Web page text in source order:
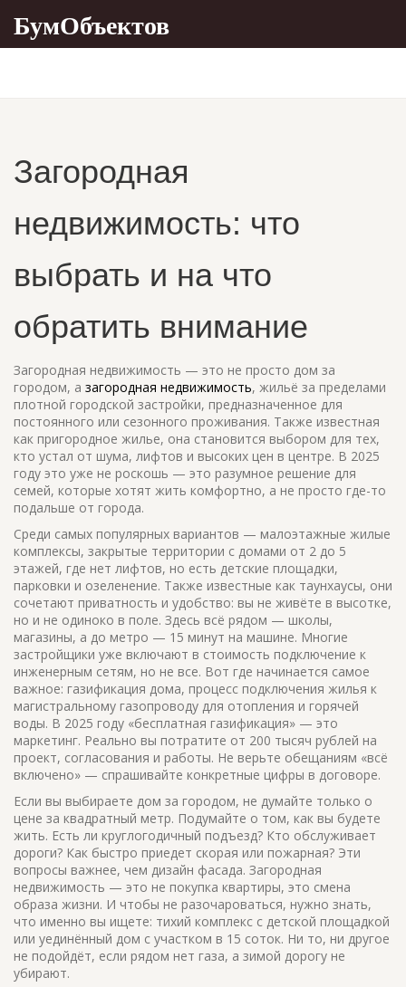
БумОбъектов
Загородная
недвижимость: что
выбрать и на что
обратить внимание
Загородная недвижимость — это не просто дом за
городом, а загородная недвижимость, жильё за пределами
плотной городской застройки, предназначенное для
постоянного или сезонного проживания. Также известная
как пригородное жилье, она становится выбором для тех,
кто устал от шума, лифтов и высоких цен в центре. В 2025
году это уже не роскошь — это разумное решение для
семей, которые хотят жить комфортно, а не просто где-то
подальше от города.
Среди самых популярных вариантов — малоэтажные жилые
комплексы, закрытые территории с домами от 2 до 5
этажей, где нет лифтов, но есть детские площадки,
парковки и озеленение. Также известные как таунхаусы, они
сочетают приватность и удобство: вы не живёте в высотке,
но и не одиноко в поле. Здесь всё рядом — школы,
магазины, а до метро — 15 минут на машине. Многие
застройщики уже включают в стоимость подключение к
инженерным сетям, но не все. Вот где начинается самое
важное: газификация дома, процесс подключения жилья к
магистральному газопроводу для отопления и горячей
воды. В 2025 году «бесплатная газификация» — это
маркетинг. Реально вы потратите от 200 тысяч рублей на
проект, согласования и работы. Не верьте обещаниям «всё
включено» — спрашивайте конкретные цифры в договоре.
Если вы выбираете дом за городом, не думайте только о
цене за квадратный метр. Подумайте о том, как вы будете
жить. Есть ли круглогодичный подъезд? Кто обслуживает
дороги? Как быстро приедет скорая или пожарная? Эти
вопросы важнее, чем дизайн фасада. Загородная
недвижимость — это не покупка квартиры, это смена
образа жизни. И чтобы не разочароваться, нужно знать,
что именно вы ищете: тихий комплекс с детской площадкой
или уединённый дом с участком в 15 соток. Ни то, ни другое
не подойдёт, если рядом нет газа, а зимой дорогу не
убирают.